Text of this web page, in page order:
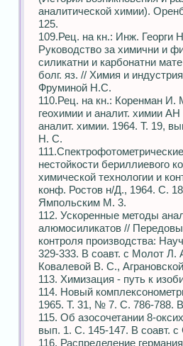
аналитической химии).
125.
109.Рец. на кн.: Инж.
Руководство за химични и
силикатни и карбонатни
болг. яз. // Химия и
Фруминой Н.С.
110.Рец. на кн.: Коренман И.
геохимии и аналит. химии
аналит. химии. 1964. Т. 19,
Н. С.
нестойкости бериллиевого
химической технологии и
конф. Ростов н/Д., 1964. С.
Ямпольским М. 3.
112. Ускоренные методы
алюмосиликатов //
контроля производства:
329-333. В соавт. с Молот Л.
Ковалевой В. С.,
113. Химизация - путь к
114. Новый
1965. Т. 31, № 7. С. 786-788.
115. Об азосочетании 8-
вып. 1. С. 145-147. В соавт.
116. Распределение